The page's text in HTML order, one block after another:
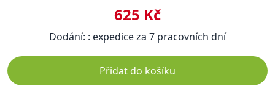
625 Kč
Dodání: : expedice za 7 pracovních dní
Přidat do košíku